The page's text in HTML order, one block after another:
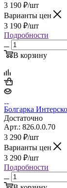
3 190 ₽/шт
Варианты цен
3 190 ₽/шт
Подробности
В корзину
Болгарка
Достаточно
Арт.: 826.0.0.70
3 290 ₽/шт
Варианты цен
3 290 ₽/шт
Подробности